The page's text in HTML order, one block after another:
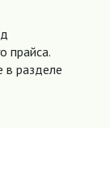
прайса.
в разделе